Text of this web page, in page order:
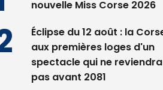
nouvelle Miss Corse 2026
Éclipse du 12 août : la Corse
aux premières loges d'un